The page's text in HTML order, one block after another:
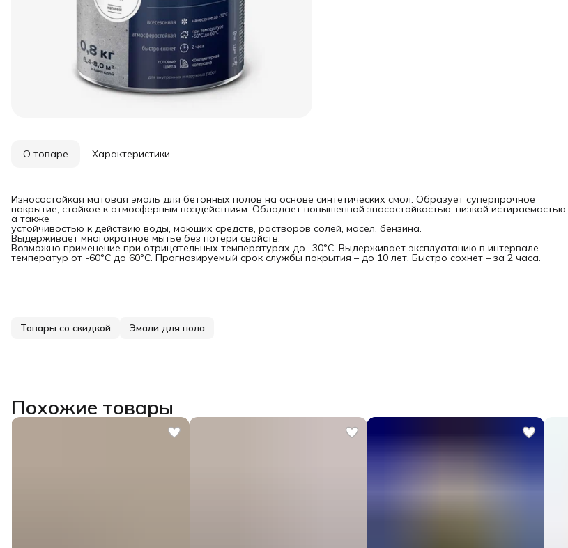
О товаре Характеристики
Износостойкая матовая эмаль для бетонных полов на основе синтетических смол. Образует суперпрочное
покрытие, стойкое к атмосферным воздействиям. Обладает повышенной зносостойкостью, низкой истираемостью,
а также
устойчивостью к действию воды, моющих средств, растворов солей, масел, бензина.
Выдерживает многократное мытье без потери свойств.
Возможно применение при отрицательных температурах до -30°С. Выдерживает эксплуатацию в интервале
температур от -60°С до 60°С. Прогнозируемый срок службы покрытия – до 10 лет. Быстро сохнет – за 2 часа.
Товары со скидкой Эмали для пола
Похожие товары